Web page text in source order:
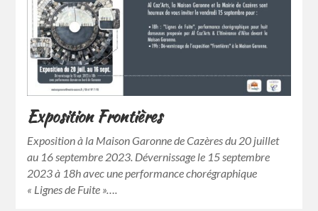
Exposition Frontières
Exposition à la Maison Garonne de Cazères du 20 juillet
au 16 septembre 2023. Dévernissage le 15 septembre
2023 à 18h avec une performance chorégraphique
« Lignes de Fuite »….